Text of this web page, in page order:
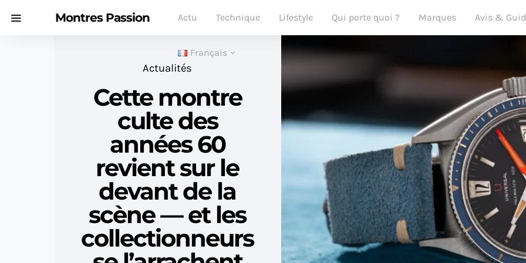
Montres Passion Actu Technique Lifestyle Qui porte quoi ? Marques Avis &
Français
Actualités
Cette montre
culte des
années 60
revient sur le
devant de la
scène — et les
collectionneurs